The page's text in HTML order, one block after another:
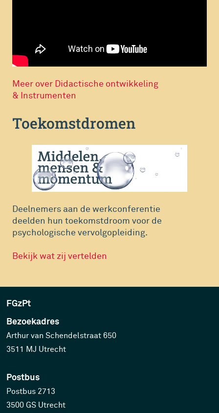
Meer over Didactische ontwikkeling
& Instrumenten
Toekomstdromen
Deelnemers aan de werkconferentie
deelden hun toekomstdroom voor de
psychologische vervolgopleiding.
Bekijk wat zij vertelden
FGzPt
Bezoekadres
Arthur van Schendelstraat 650
3511 MJ Utrecht
Postbus
Postbus 2713
3500 GS Utrecht